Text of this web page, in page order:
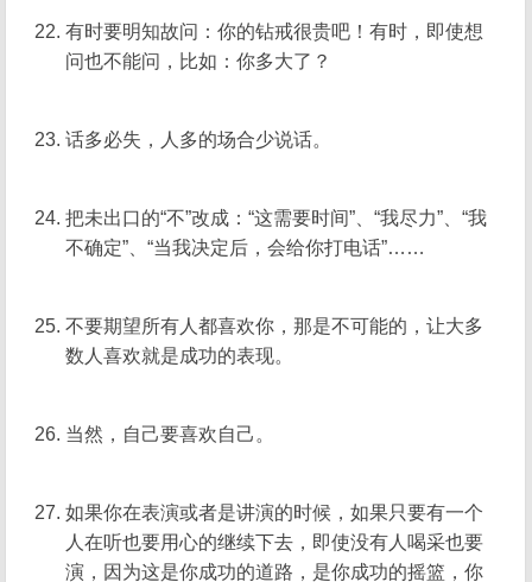
有时要明知故问：你的钻戒很贵吧！有时，即使想
问也不能问，比如：你多大了？
话多必失，人多的场合少说话。
把未出口的“不”改成：“这需要时间”、“我尽力”、“我
不确定”、“当我决定后，会给你打电话”……
不要期望所有人都喜欢你，那是不可能的，让大多
数人喜欢就是成功的表现。
当然，自己要喜欢自己。
如果你在表演或者是讲演的时候，如果只要有一个
人在听也要用心的继续下去，即使没有人喝采也要
演，因为这是你成功的道路，是你成功的摇篮，你